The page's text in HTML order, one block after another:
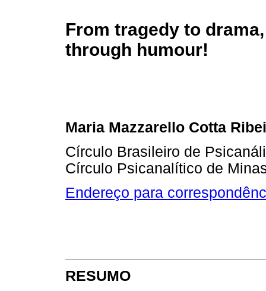
From tragedy to
through humour!
Maria Mazzarello Cotta
Círculo Brasileiro de
Círculo Psicanalítico de
Endereço para
RESUMO